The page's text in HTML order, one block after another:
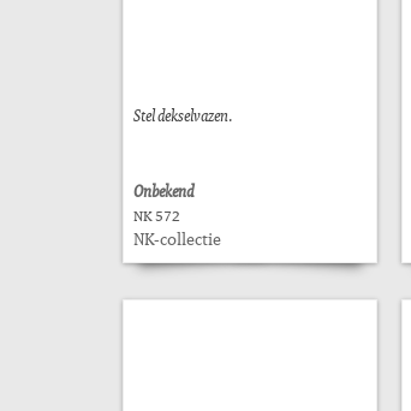
Stel dekselvazen.
Onbekend
NK 572
NK-collectie